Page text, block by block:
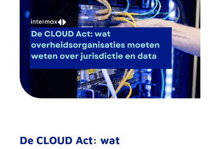
De CLOUD Act: wat